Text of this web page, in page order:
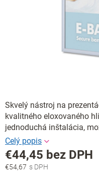
Skvelý nástroj na
kvalitného eloxovaného
jednoduchá inštalácia,
€54,67
€44,45 bez DPH
Jednotková